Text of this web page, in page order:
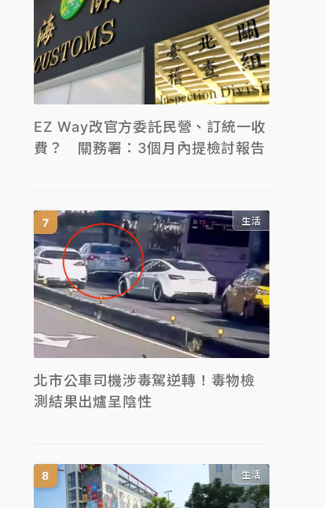
EZ Way改官方委託民營、訂統一收
費？ 關務署：3個月內提檢討報告
生活
北市公車司機涉毒駕逆轉！毒物檢
測結果出爐呈陰性
生活